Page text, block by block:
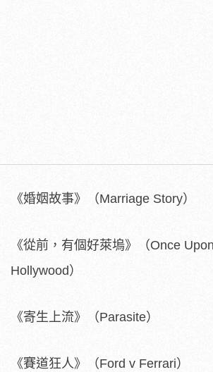
《婚姻故事》（Marriage Story）
《從前，有個好萊塢》（Once
Hollywood）
《寄生上流》（Parasite）
《賽道狂人》（Ford v Ferrari）